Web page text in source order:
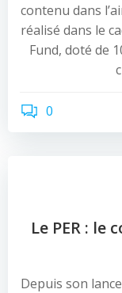
contenu dans
réalisé dans le
Fund, doté de
0
Le PER : le
Depuis son